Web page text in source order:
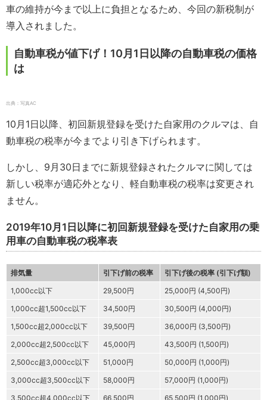
車の維持が今まで以上に負担となるため、今回の新税制が
導入されました。
自動車税が値下げ！10月1日以降の自動車税の価格
は
出典：写真AC
10月1日以降、初回新規登録を受けた自家用のクルマは、自
動車税の税率が今までより引き下げられます。
しかし、9月30日までに新規登録されたクルマに関しては
新しい税率が適応外となり、軽自動車税の税率は変更され
ません。
2019年10月1日以降に初回新規登録を受けた自家用の乗
用車の自動車税の税率表
排気量 引下げ前の税率
引下げ後の税率 (引下げ額)
1,000cc以下
29,500円
25,000円 (4,500円)
1,000cc超1,500cc以下
34,500円
30,500円 (4,000円)
1,500cc超2,000cc以下
39,500円
36,000円 (3,500円)
2,000cc超2,500cc以下
45,000円
43,500円 (1,500円)
2,500cc超3,000cc以下
51,000円
50,000円 (1,000円)
3,000cc超3,500cc以下
58,000円
57,000円 (1,000円)
3,500cc超4,000cc以下
66,500円
65,500円 (1,000円)